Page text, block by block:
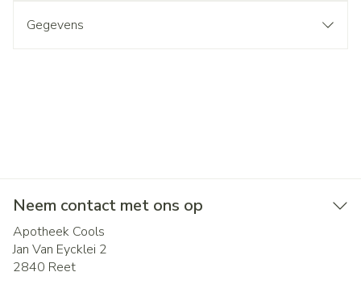
Gegevens
Neem contact met ons op
Apotheek Cools
Jan Van Eycklei 2
2840 Reet